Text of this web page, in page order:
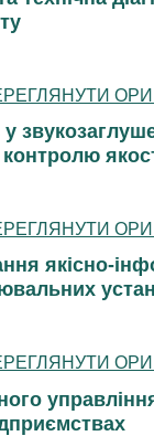
якісно-